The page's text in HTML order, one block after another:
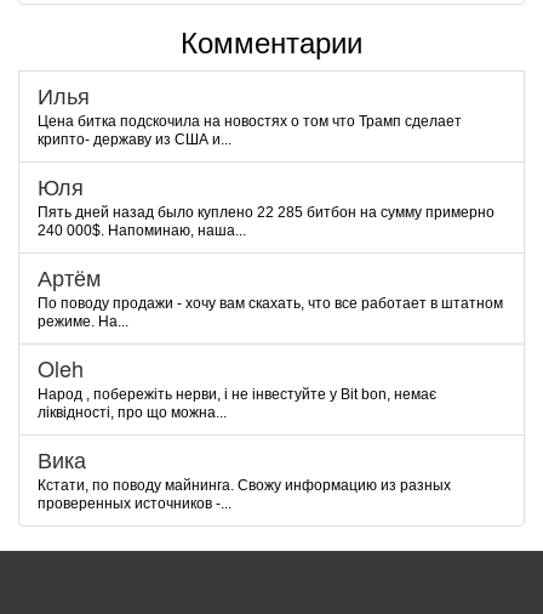
Комментарии
Илья
Цена битка подскочила на новостях о том что Трамп сделает
крипто- державу из США и...
Юля
Пять дней назад было куплено 22 285 битбон на сумму примерно
240 000$. Напоминаю, наша...
Артём
По поводу продажи - хочу вам скахать, что все работает в штатном
режиме. На...
Oleh
Народ , побережіть нерви, і не інвестуйте у Bit bon, немає
ліквідності, про що можна...
Вика
Кстати, по поводу майнинга. Свожу информацию из разных
проверенных источников -...